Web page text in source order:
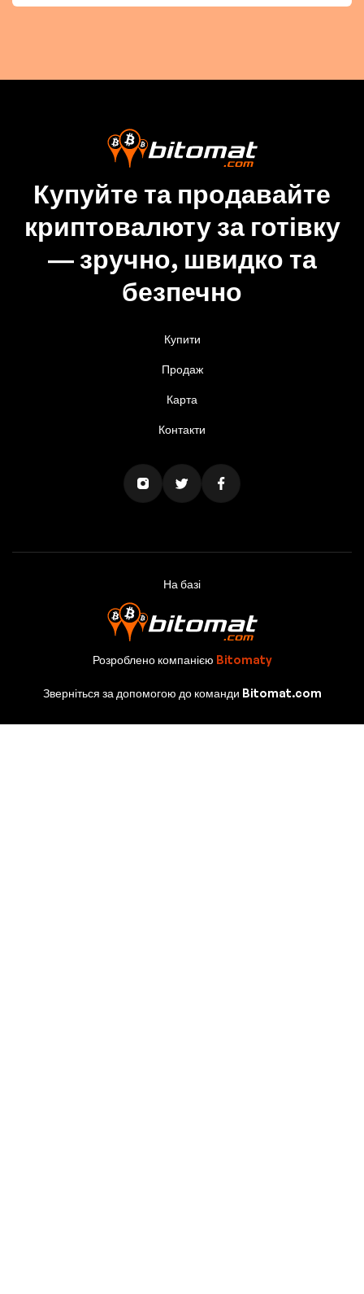
Купуйте та продавайте
криптовалюту за готівку
— зручно, швидко та
безпечно
Купити
Продаж
Карта
Контакти
На базі
Розроблено компанією Bitomaty
Зверніться за допомогою до команди Bitomat.com